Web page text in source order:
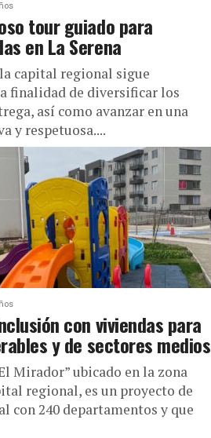
tour guiado para
en La Serena
capital regional sigue
finalidad de diversificar los
así como avanzar en una
y respetuosa....
con viviendas para
y de sectores medios
Mirador” ubicado en la zona
regional, es un proyecto de
con 240 departamentos y que